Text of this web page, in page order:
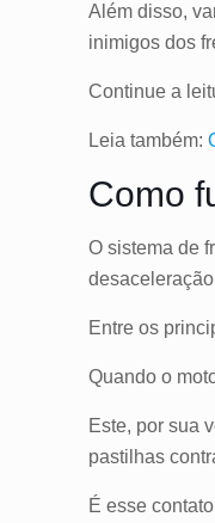
Além disso,
inimigos dos
Continue a
Leia também:
Como
O sistema de
Entre os
Quando o
Este, por sua
pastilhas
É esse